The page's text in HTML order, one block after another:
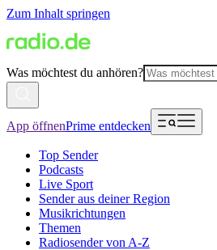
Zum Inhalt springen
Was möchtest du anhören?
App öffnenPrime entdecken
Top Sender
Podcasts
Live Sport
Sender aus deiner Region
Musikrichtungen
Themen
Radiosender von A-Z